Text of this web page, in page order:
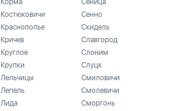
Корма
Костюковичи
Краснополье
Кричев
Круглое
Крупки
Лельчицы
Лепель
Лида
Сеница
Сенно
Скидель
Славгород
Слоним
Слуцк
Смиловичи
Смолевичи
Сморгонь